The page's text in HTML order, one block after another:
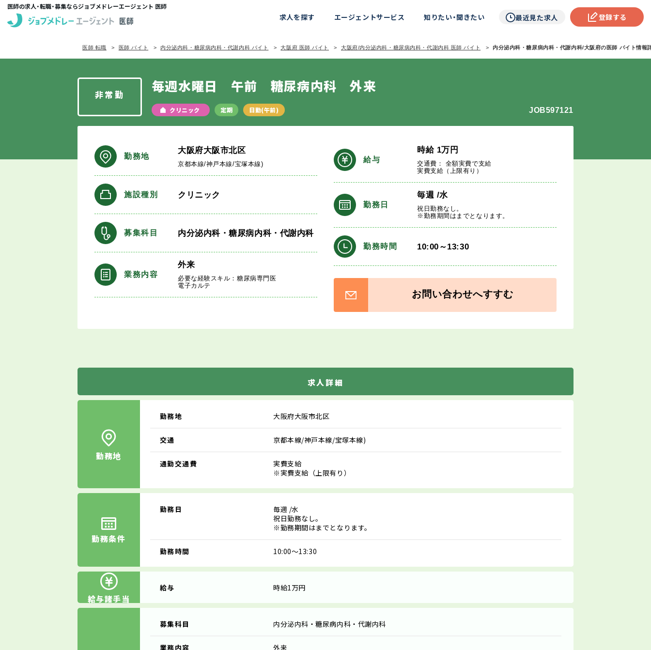
医師の求人・転職・募集ならジョブメドレーエージェント 医師
求人を探す エージェントサービス 知りたい・聞きたい 最近見た求人 登録する
医師 転職 医師 バイト 内分泌内科・糖尿病内科・代謝内科 バイト 大阪府 医師 バイト 大阪府/内分泌内科・糖尿病内科・代謝内科 医師 バイト 内分泌内科・糖尿病内科・代謝内科/大阪府の医師 バイト情報
非常勤 毎週水曜日 午前 糖尿病内科 外来
クリニック 定期 日勤(午前) JOB597121
勤務地
大阪府大阪市北区
京都本線/神戸本線/宝塚本線)
施設種別 クリニック
募集科目 内分泌内科・糖尿病内科・代謝内科
業務内容
外来
必要な経験スキル：糖尿病専門医
電子カルテ
給与
時給1万円
交通費： 全額実費で支給
実費支給（上限有り）
勤務日
毎週 /水
祝日勤務なし。
※勤務期間はまでとなります。
勤務時間 10:00～13:30
お問い合わせへすすむ
求人詳細
勤務地
勤務地 大阪府大阪市北区
交通 京都本線/神戸本線/宝塚本線)
通勤交通費
実費支給
※実費支給（上限有り）
勤務条件
勤務日 毎週 /水
祝日勤務なし。
※勤務期間はまでとなります。
勤務時間 10:00～13:30
給与諸手当
給与 時給1万円
募集科目 内分泌内科・糖尿病内科・代謝内科
業務内容
外来